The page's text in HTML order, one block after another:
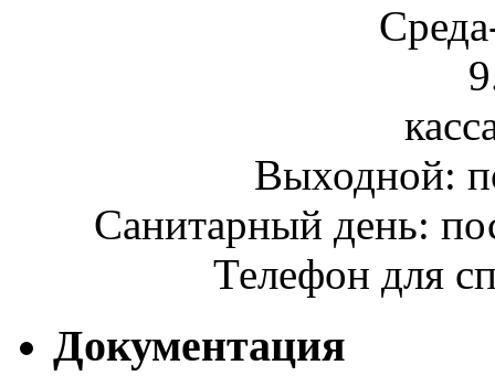
Выходной:
Санитарный день:
Телефон для
Документация